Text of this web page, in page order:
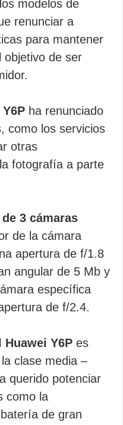
modelos de
renunciar a
para mantener
objetivo de ser
ha renunciado
como los servicios
otras
fotografía a parte
3 cámaras
de la cámara
apertura de f/1.8
angular de 5 Mb y
específica
de f/2.4.
Huawei Y6P es
clase media –
querido potenciar
como la
de gran